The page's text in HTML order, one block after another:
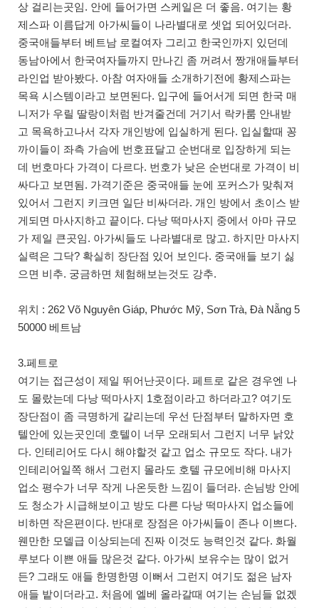
상 걸리는곳임. 안에 들어가면 스케일은 더 좋음. 여기는 황
제스파 이름답게 아가씨들이 나라별대로 셋업 되어있더라.
중국애들부터 베트남 로컬여자 그리고 한국인까지 있던데
동남아에서 한국여자들까지 만나긴 좀 꺼려서 짱개애들부터
라인업 받아봤다. 아참 여자애들 소개하기전에 황제스파는
목욕 시스템이라고 보면된다. 입구에 들어서게 되면 한국 매
니저가 우릴 딸랑이처럼 반겨줄건데 거기서 락카룸 안내받
고 목욕하고나서 각자 개인방에 입실하게 된다. 입실할때 꽁
까이들이 좌측 가슴에 번호표달고 순번대로 입장하게 되는
데 번호마다 가격이 다르다. 번호가 낮은 순번대로 가격이 비
싸다고 보면됨. 가격기준은 중국애들 눈에 포커스가 맞춰져
있어서 그런지 키크면 일단 비싸더라. 개인 방에서 초이스 받
게되면 마사지하고 끝이다. 다낭 떡마사지 중에서 아마 규모
가 제일 큰곳임. 아가씨들도 나라별대로 많고. 하지만 마사지
실력은 그닥? 확실히 장단점 있어 보인다. 중국애들 보기 싫
으면 비추. 궁금하면 체험해보는것도 강추.
위치 : 262 Võ Nguyên Giáp, Phước Mỹ, Sơn Trà, Đà Nẵng 5
50000 베트남
3.페트로
여기는 접근성이 제일 뛰어난곳이다. 페트로 같은 경우엔 나
도 몰랐는데 다낭 떡마사지 1호점이라고 하더라고? 여기도
장단점이 좀 극명하게 갈리는데 우선 단점부터 말하자면 호
텔안에 있는곳인데 호텔이 너무 오래되서 그런지 너무 낡았
다. 인테리어도 다시 해야할것 같고 업소 규모도 작다. 내가
인테리어일쪽 해서 그런지 몰라도 호텔 규모에비해 마사지
업소 평수가 너무 작게 나온듯한 느낌이 들더라. 손님방 안에
도 청소가 시급해보이고 방도 다른 다낭 떡마사지 업소들에
비하면 작은편이다. 반대로 장점은 아가씨들이 존나 이쁘다.
웬만한 모델급 이상되는데 진짜 이것도 능력인것 같다. 화월
루보다 이쁜 애들 많은것 같다. 아가씨 보유수는 많이 없거
든? 그래도 애들 한명한명 이뻐서 그런지 여기도 젊은 남자
애들 밭이더라고. 처음에 엘베 올라갈때 여기는 손님들 없겠